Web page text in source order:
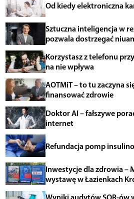
Od kiedy elektroniczna
Sztuczna inteligencja w
pozwala dostrzegać
Korzystasz z telefonu
na nie wpływa
AOTMiT – to tu zaczyna
finansować zdrowie
Doktor AI – fałszywe
internet
Refundacja pomp
Inwestycje dla zdrowia –
wystawę w Łazienkach